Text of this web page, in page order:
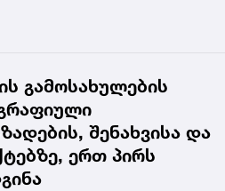
გამოსახულების
შენახვისა და
ერთ პირს